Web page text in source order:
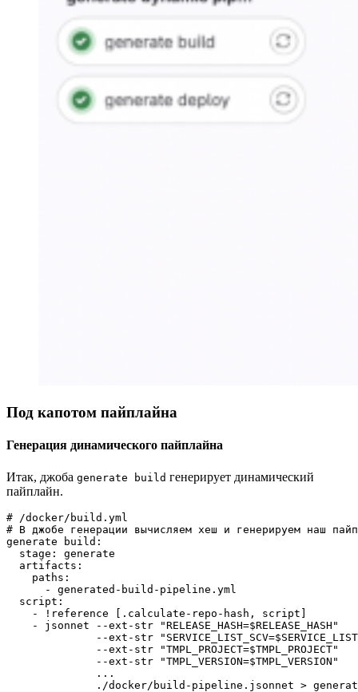
Под капотом пайплайна
Генерация динамического пайплайна
Итак, джоба generate build генерирует динамический
пайплайн.
# /docker/build.yml
# В джобе генерации вычисляем хеш и генерируем наш
generate build:
  stage: generate
  artifacts:
    paths:
      - generated-build-pipeline.yml
  script:
    - !reference [.calculate-repo-hash, script]
    - jsonnet --ext-str "RELEASE_HASH=$RELEASE_HASH"
--ext-str
              --ext-str "TMPL_PROJECT=$TMPL_PROJECT"
              --ext-str "TMPL_VERSION=$TMPL_VERSION"
              ...
./docker/build-pipeline.jsonnet >